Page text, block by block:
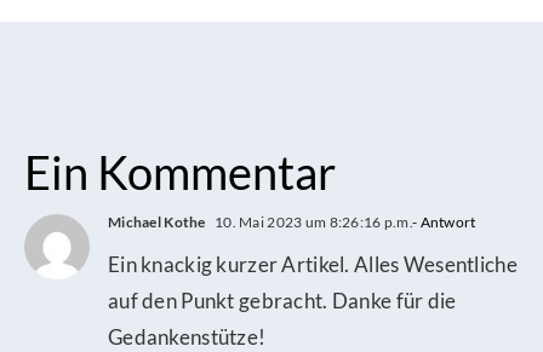
Ein Kommentar
Michael Kothe 10. Mai 2023 um 8:26:16 p.m.- Antwort
Ein knackig kurzer Artikel. Alles Wesentliche
auf den Punkt gebracht. Danke für die
Gedankenstütze!